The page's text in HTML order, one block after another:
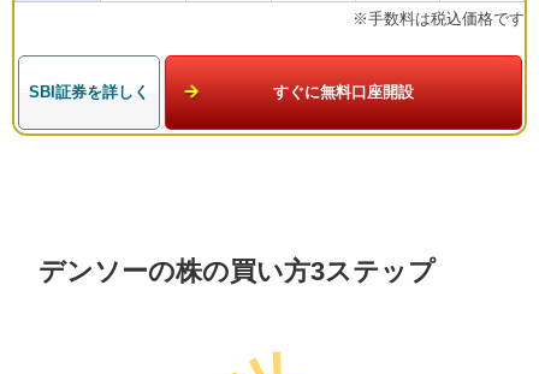
※手数料は税込価格です
SBI証券を詳しく すぐに無料口座開設
デンソーの株の買い方3ステップ